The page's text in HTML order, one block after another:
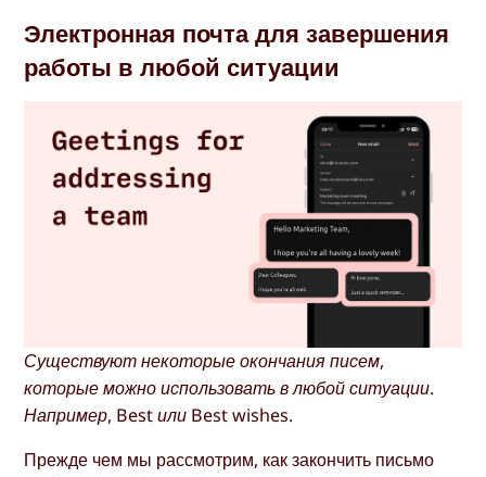
Электронная почта для завершения
работы в любой ситуации
Существуют некоторые окончания писем,
которые можно использовать в любой ситуации.
Например, Best или Best wishes.
Прежде чем мы рассмотрим, как закончить письмо